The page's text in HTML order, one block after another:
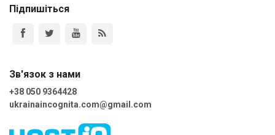
Підпишіться
Зв'язок з нами
+38 050 9364428
ukrainaincognita.com@gmail.com